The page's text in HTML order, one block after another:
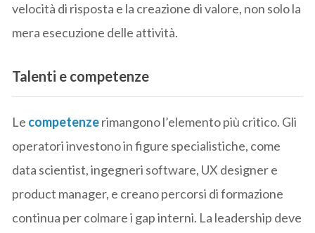
velocità di risposta e la creazione di valore, non solo la
mera esecuzione delle attività.
Talenti e competenze
Le competenzerimangono l’elemento più critico. Gli
operatori investono in figure specialistiche, come
data scientist, ingegneri software, UX designer e
product manager, e creano percorsi di formazione
continua per colmare i gap interni. La leadership deve